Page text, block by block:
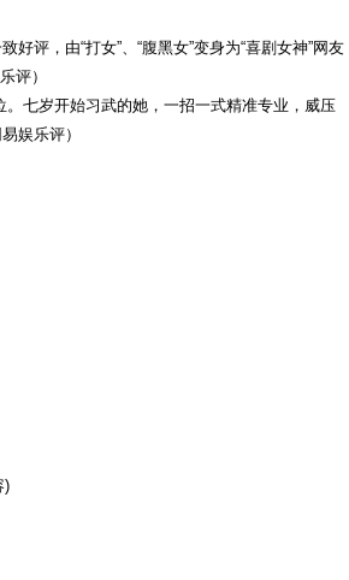
评，由“打女”、“腹黑女”变身为“喜剧女神”网友
评）
。七岁开始习武的她，一招一式精准专业，威压
娱乐评）
)